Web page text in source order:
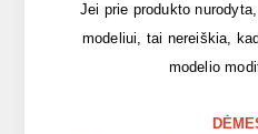
Jei prie produkto
modeliui, tai nereiškia,
modelio